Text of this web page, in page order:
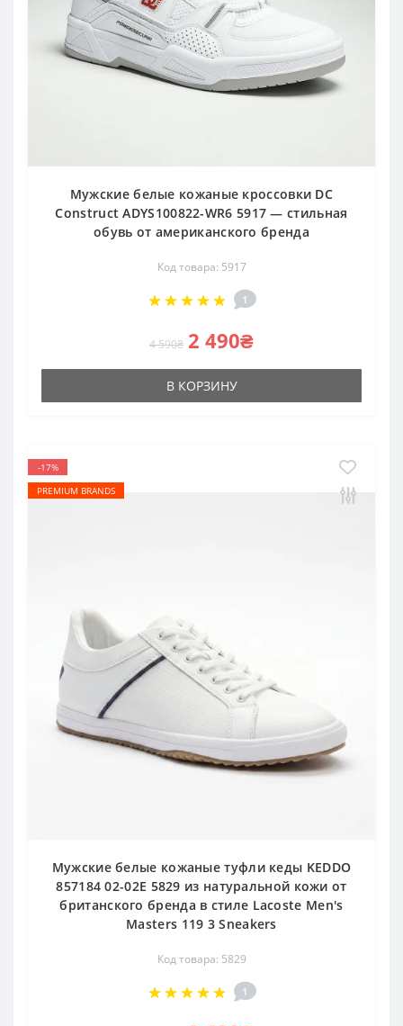
Мужские белые кожаные кроссовки DC
Construct ADYS100822-WR6 5917 — стильная
обувь от американского бренда
Код товара: 5917
1
4 590₴ 2 490₴
В КОРЗИНУ
-17%
PREMIUM BRANDS
Мужские белые кожаные туфли кеды KEDDO
857184 02-02E 5829 из натуральной кожи от
британского бренда в стиле Lacoste Men's
Masters 119 3 Sneakers
Код товара: 5829
1